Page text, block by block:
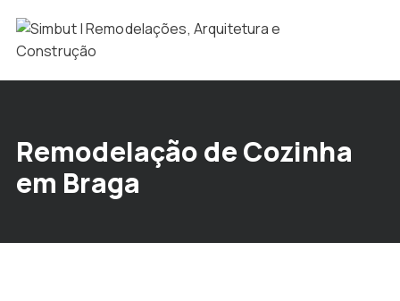
Remodelação de Cozinha
em Braga